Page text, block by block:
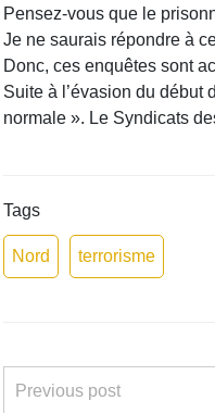
Pensez-vous que le
Je ne saurais répondre à
Donc, ces enquêtes sont
Suite à l’évasion du début
normale ». Le Syndicats
Tags
Nord terrorisme
Previous post